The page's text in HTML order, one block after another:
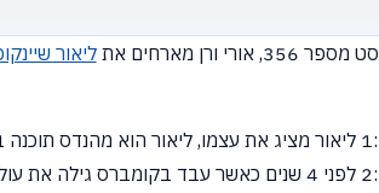
אורי ורן מארחים את ליאור
יזם כמה פרוייקטים מעניינים
לעולם והתחיל להקים את קונים לטובה